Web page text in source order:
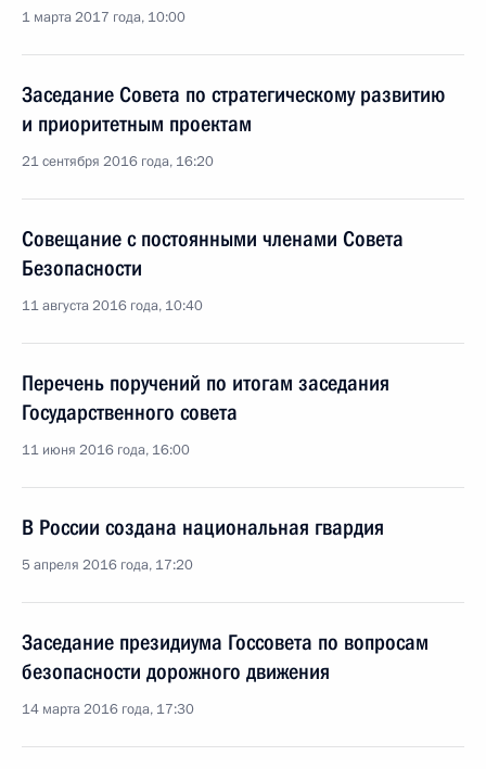
1 марта 2017 года, 10:00
Заседание Совета по стратегическому развитию
и приоритетным проектам
21 сентября 2016 года, 16:20
Совещание с постоянными членами Совета
Безопасности
11 августа 2016 года, 10:40
Перечень поручений по итогам заседания
Государственного совета
11 июня 2016 года, 16:00
В России создана национальная гвардия
5 апреля 2016 года, 17:20
Заседание президиума Госсовета по вопросам
безопасности дорожного движения
14 марта 2016 года, 17:30